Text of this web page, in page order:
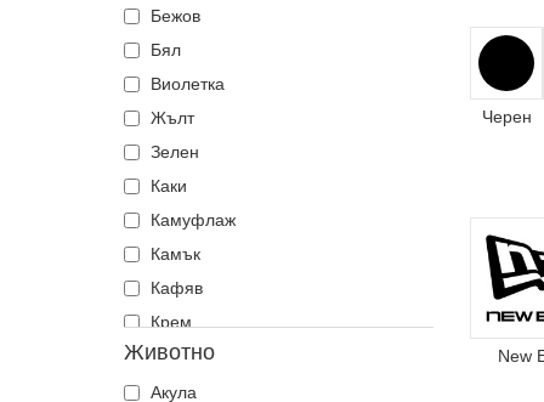
Бежов
Бял
Виолетка
Жълт
Зелен
Каки
Камуфлаж
Камък
Кафяв
Крем
Леопард
Многоцветен
Животно
Акула
Черен
New